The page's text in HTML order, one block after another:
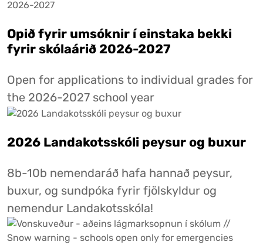
Opið fyrir umsóknir í einstaka bekki
fyrir skólaárið 2026-2027
Open for applications to individual grades for
the 2026-2027 school year
2026 Landakotsskóli peysur og buxur
8b-10b nemendaráð hafa hannað peysur,
buxur, og sundpóka fyrir fjölskyldur og
nemendur Landakotsskóla!